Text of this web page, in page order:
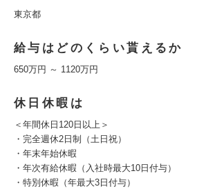
東京都
給与はどのくらい貰えるか
650万円 ～ 1120万円
休日休暇は
＜年間休日120日以上＞
・完全週休2日制（土日祝）
・年末年始休暇
・年次有給休暇（入社時最大10日付与）
・特別休暇（年最大3日付与）